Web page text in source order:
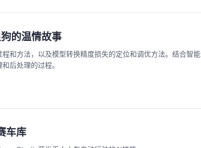
的温情故事
和方法，以及模型转换精度损失的定位和调优方法。结合智能
后处理的过程。
车库